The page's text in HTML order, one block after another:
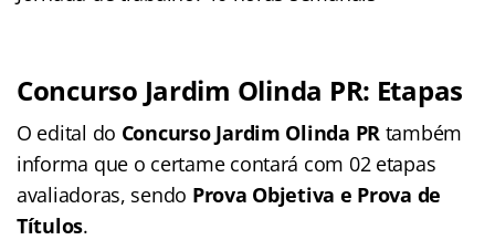
Concurso Jardim Olinda PR: Etapas
O edital do Concurso Jardim Olinda PR também
informa que o certame contará com 02 etapas
avaliadoras, sendo Prova Objetiva e Prova de
Títulos.